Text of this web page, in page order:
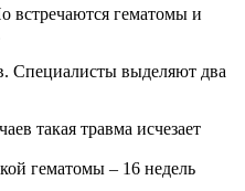
встречаются гематомы и
Специалисты выделяют два
такая травма исчезает
гематомы – 16 недель